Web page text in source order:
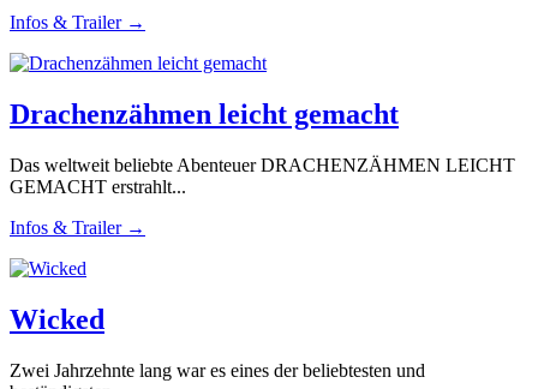
Infos & Trailer →
Drachenzähmen leicht gemacht
Das weltweit beliebte Abenteuer DRACHENZÄHMEN LEICHT
GEMACHT erstrahlt...
Infos & Trailer →
Wicked
Zwei Jahrzehnte lang war es eines der beliebtesten und